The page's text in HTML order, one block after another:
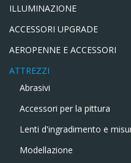
ILLUMINAZIONE
ACCESSORI UPGRADE
AEROPENNE E ACCESSORI
ATTREZZI
Abrasivi
Accessori per la pittura
Lenti d'ingradimento e
Modellazione